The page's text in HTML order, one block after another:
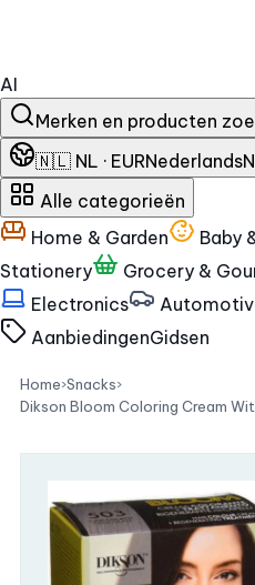
AI
Merken en producten
🇳🇱 NL · EURNederlands
Alle categorieën
Home & Garden
Baby
Stationery
Grocery &
Electronics
AanbiedingenGidsen
Home›Snacks›
Dikson Bloom Coloring Cream